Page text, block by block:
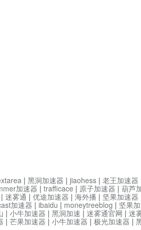
| 黑洞加速器 | jiaohess | 老王加速器
加速器 | trafficace | 原子加速器 | 葫芦
| 迷雾通 | 优途加速器 | 海外播 | 坚果加速器
加速器 | ibaidu | moneytreeblog | 坚果
| 小牛加速器 | 黑洞加速 | 迷雾通官网 | 迷
| 芒果加速器 | 小牛加速器 | 极光加速器 |